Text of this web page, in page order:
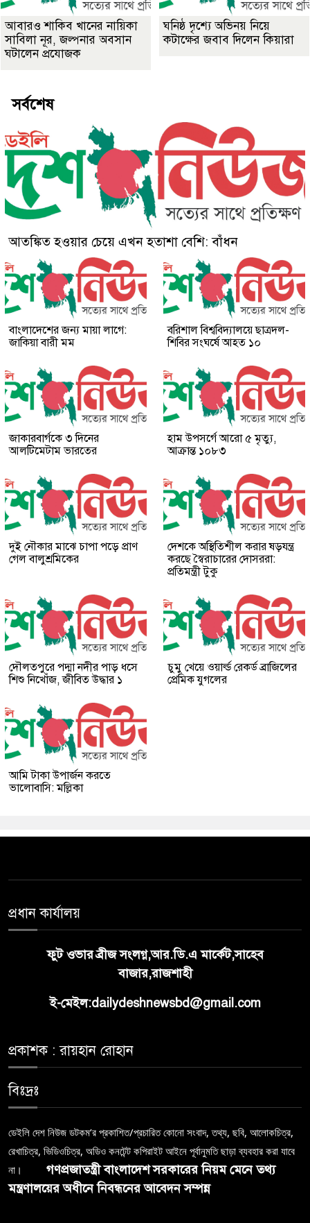
আবারও শাকিব খানের নায়িকা
সাবিলা নূর, জল্পনার অবসান
ঘটালেন প্রযোজক
ঘনিষ্ঠ দৃশ্যে অভিনয় নিয়ে
কটাক্ষের জবাব দিলেন কিয়ারা
সর্বশেষ
আতঙ্কিত হওয়ার চেয়ে এখন হতাশা বেশি: বাঁধন
বাংলাদেশের জন্য মায়া লাগে:
জাকিয়া বারী মম
বরিশাল বিশ্ববিদ্যালয়ে ছাত্রদল-
শিবির সংঘর্ষে আহত ১০
জাকারবার্গকে ৩ দিনের
আলটিমেটাম ভারতের
হাম উপসর্গে আরো ৫ মৃত্যু,
আক্রান্ত ১০৮৩
দুই নৌকার মাঝে চাপা পড়ে প্রাণ
গেল বালুশ্রমিকের
দেশকে অস্থিতিশীল করার ষড়যন্ত্র
করছে স্বৈরাচারের দোসররা:
প্রতিমন্ত্রী টুকু
দৌলতপুরে পদ্মা নদীর পাড় ধসে
শিশু নিখোঁজ, জীবিত উদ্ধার ১
চুমু খেয়ে ওয়ার্ল্ড রেকর্ড ব্রাজিলের
প্রেমিক যুগলের
আমি টাকা উপার্জন করতে
ভালোবাসি: মল্লিকা
প্রধান কার্যালয়
ফুট ওভার ব্রীজ সংলগ্ন,আর.ডি.এ মার্কেট,সাহেব
বাজার,রাজশাহী
ই-মেইল:dailydeshnewsbd@gmail.com
প্রকাশক : রায়হান রোহান
বিঃদ্রঃ
ডেইলি দেশ নিউজ ডটকম’র প্রকাশিত/প্রচারিত কোনো সংবাদ, তথ্য, ছবি, আলোকচিত্র,
রেখাচিত্র, ভিডিওচিত্র, অডিও কনটেন্ট কপিরাইট আইনে পূর্বানুমতি ছাড়া ব্যবহার করা যাবে
না।
গণপ্রজাতন্ত্রী বাংলাদেশ সরকারের নিয়ম মেনে তথ্য
মন্ত্রণালয়ের অধীনে নিবন্ধনের আবেদন সম্পন্ন